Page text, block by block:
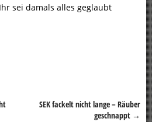
sei damals alles geglaubt
SEK fackelt nicht lange – Räuber
geschnappt →